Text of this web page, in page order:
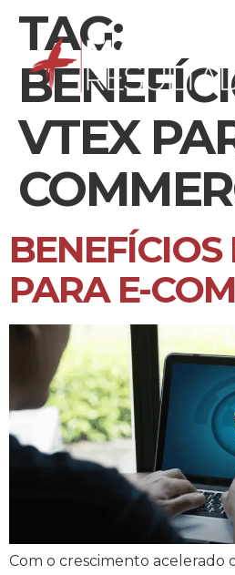
TAG:
VTEX
PARA E-
Com o crescimento acelerado